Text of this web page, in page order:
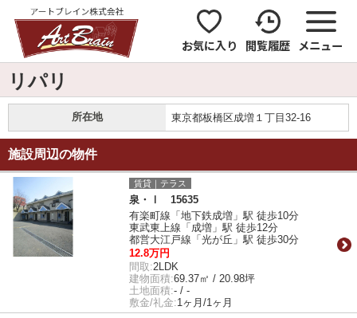
お気に入り 閲覧履歴 メニュー
リパリ
所在地 東京都板橋区成増１丁目32-16
施設周辺の物件
賃貸｜テラス
泉・Ⅰ 15635
有楽町線「地下鉄成増」駅 徒歩10分
東武東上線「成増」駅 徒歩12分
都営大江戸線「光が丘」駅 徒歩30分
12.8万円
間取:2LDK
建物面積:69.37㎡ / 20.98坪
土地面積:- / -
敷金/礼金:1ヶ月/1ヶ月